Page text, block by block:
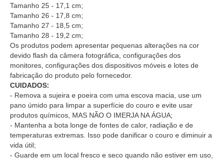
Tamanho 25 - 17,1 cm;
Tamanho 26 - 17,8 cm;
Tamanho 27 - 18,5 cm;
Tamanho 28 - 19,2 cm;
Os produtos podem apresentar pequenas alterações na cor
devido flash da câmera fotográfica, configurações dos
monitores, configurações dos dispositivos móveis e lotes de
fabricação do produto pelo fornecedor.
CUIDADOS:
- Remova a sujeira e poeira com uma escova macia, use um
pano úmido para limpar a superfície do couro e evite usar
produtos químicos, MAS NÃO O IMERJA NA ÁGUA;
- Mantenha a bota longe de fontes de calor, radiação e de
temperaturas extremas. Isso pode danificar o couro e diminuir a
vida útil;
- Guarde em um local fresco e seco quando não estiver em uso,